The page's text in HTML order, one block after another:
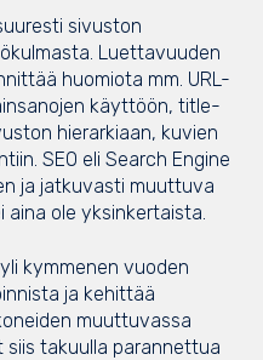
sivuston
Luettavuuden
huomiota mm. URL-
käyttöön, title-
hierarkiaan, kuvien
SEO eli Search Engine
ja jatkuvasti muuttuva
aina ole yksinkertaista.
kymmenen vuoden
ja kehittää
muuttuvassa
siis takuulla parannettua